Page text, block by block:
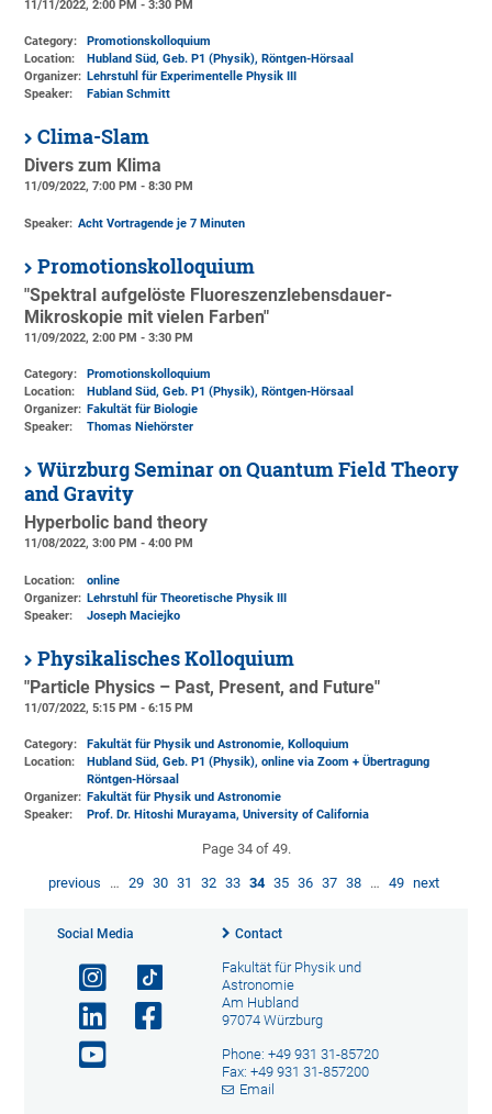
11/11/2022, 2:00 PM - 3:30 PM
Category:
Promotionskolloquium
Location:
Hubland Süd, Geb. P1 (Physik), Röntgen-Hörsaal
Organizer: Lehrstuhl für Experimentelle Physik III
Speaker:
Fabian Schmitt
Clima-Slam
Divers zum Klima
11/09/2022, 7:00 PM - 8:30 PM
Speaker: Acht Vortragende je 7 Minuten
Promotionskolloquium
"Spektral aufgelöste Fluoreszenzlebensdauer-
Mikroskopie mit vielen Farben"
11/09/2022, 2:00 PM - 3:30 PM
Category:
Promotionskolloquium
Location:
Hubland Süd, Geb. P1 (Physik), Röntgen-Hörsaal
Organizer: Fakultät für Biologie
Speaker:
Thomas Niehörster
Würzburg Seminar on Quantum Field Theory
and Gravity
Hyperbolic band theory
11/08/2022, 3:00 PM - 4:00 PM
Location:
online
Organizer: Lehrstuhl für Theoretische Physik III
Speaker:
Joseph Maciejko
Physikalisches Kolloquium
"Particle Physics – Past, Present, and Future"
11/07/2022, 5:15 PM - 6:15 PM
Category:
Fakultät für Physik und Astronomie, Kolloquium
Location:
Hubland Süd, Geb. P1 (Physik), online via Zoom + Übertragung
Röntgen-Hörsaal
Organizer: Fakultät für Physik und Astronomie
Speaker:
Prof. Dr. Hitoshi Murayama, University of California
Page 34 of 49.
previous … 29 30 31 32 33 34 35 36 37 38 … 49 next
Social Media Contact
Fakultät für Physik und
Astronomie
Am Hubland
97074 Würzburg
Phone: +49 931 31-85720
Fax: +49 931 31-857200
Email